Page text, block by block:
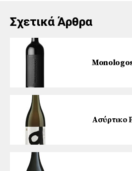
Σχετικά Άρθρα
Ασύρτικο